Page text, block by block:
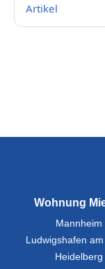
Artikel
Wohnung
Mannheim
Ludwigshafen
Heidelberg